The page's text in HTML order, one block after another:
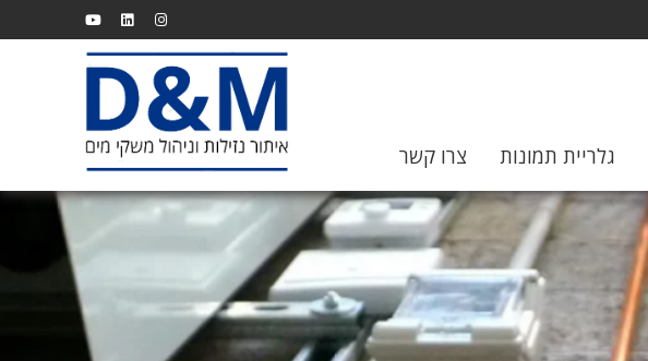
גלריית תמונות צרו קשר